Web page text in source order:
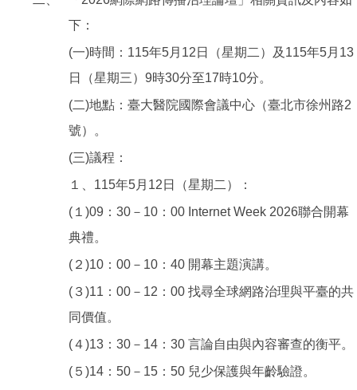
下：
(一)時間：115年5月12日（星期二）及115年5月13
日（星期三）9時30分至17時10分。
(二)地點：臺大醫院國際會議中心（臺北市徐州路2
號）。
(三)議程：
１、115年5月12日（星期二）：
(１)09：30－10：00 Internet Week 2026聯合開幕
典禮。
(２)10：00－10：40 開幕主題演講。
(３)11：00－12：00 找尋全球網路治理與平臺的共
同價值。
(４)13：30－14：30 言論自由與內容審查的衡平。
(５)14：50－15：50 兒少保護與年齡驗證。